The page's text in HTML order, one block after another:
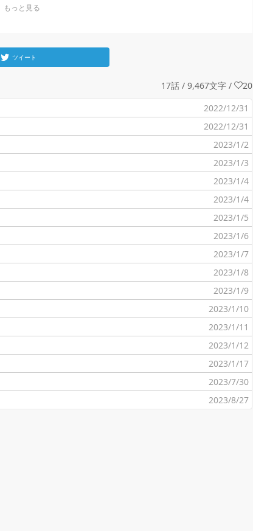
ツイート
17話 / 9,467文字 /
20
2022/12/31
2022/12/31
2023/1/2
2023/1/3
2023/1/4
2023/1/4
2023/1/5
2023/1/6
2023/1/7
2023/1/8
2023/1/9
2023/1/10
2023/1/11
2023/1/12
2023/1/17
2023/7/30
2023/8/27